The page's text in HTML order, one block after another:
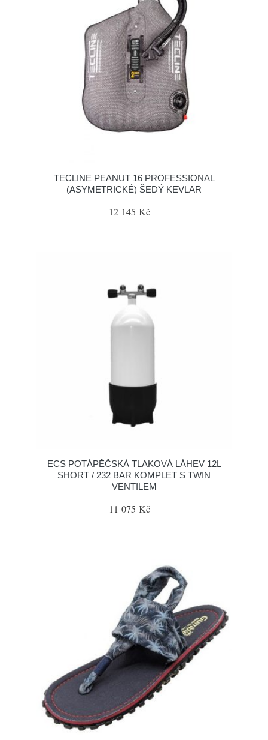
TECLINE PEANUT 16 PROFESSIONAL
(ASYMETRICKÉ) ŠEDÝ KEVLAR
12 145 Kč
ECS POTÁPĚČSKÁ TLAKOVÁ LÁHEV 12L
SHORT / 232 BAR KOMPLET S TWIN
VENTILEM
11 075 Kč